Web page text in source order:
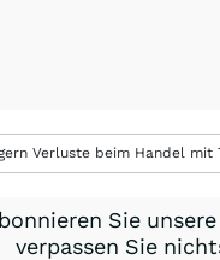
Verluste beim Handel
Sie
verpassen Sie